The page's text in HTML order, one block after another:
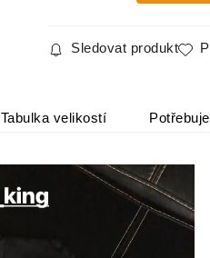
Sledovat produkt
Tabulka velikostí